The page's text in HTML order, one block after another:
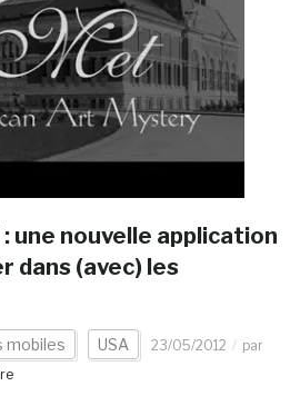
une nouvelle application
dans (avec) les
mobiles USA 23/05/2012
par